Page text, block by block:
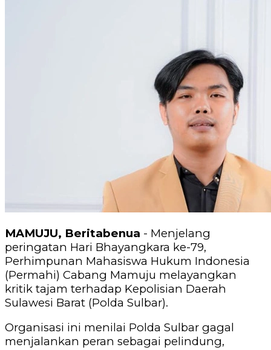
MAMUJU, Beritabenua - Menjelang
peringatan Hari Bhayangkara ke-79,
Perhimpunan Mahasiswa Hukum Indonesia
(Permahi) Cabang Mamuju melayangkan
kritik tajam terhadap Kepolisian Daerah
Sulawesi Barat (Polda Sulbar).
Organisasi ini menilai Polda Sulbar gagal
menjalankan peran sebagai pelindung,